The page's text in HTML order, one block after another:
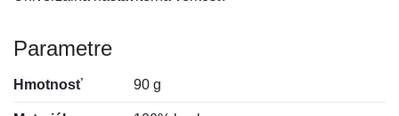
Parametre
Hmotnosť 90 g